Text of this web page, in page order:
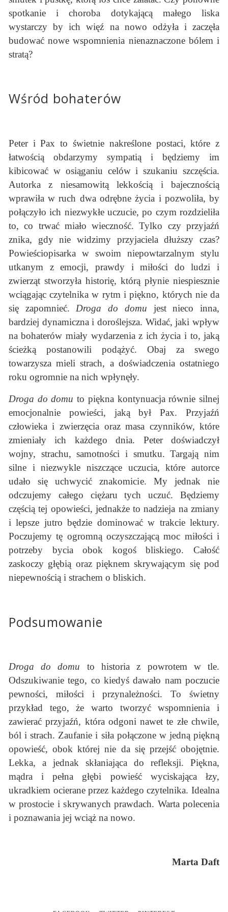
spotkanie i choroba dotykającą małego liska
wystarczy by ich więź na nowo odżyła i zaczęła
budować nowe wspomnienia nienaznaczone bólem i
stratą?
Wśród bohaterów
Peter i Pax to świetnie nakreślone postaci, które z
łatwością obdarzymy sympatią i będziemy im
kibicować w osiąganiu celów i szukaniu szczęścia.
Autorka z niesamowitą lekkością i bajecznością
wprawiła w ruch dwa odrębne życia i pozwoliła, by
połączyło ich niezwykłe uczucie, po czym rozdzieliła
to, co trwać miało wieczność. Tylko czy przyjaźń
znika, gdy nie widzimy przyjaciela dłuższy czas?
Powieściopisarka w swoim niepowtarzalnym stylu
utkanym z emocji, prawdy i miłości do ludzi i
zwierząt stworzyła historię, którą płynie niespiesznie
wciągając czytelnika w rytm i piękno, których nie da
się zapomnieć. Droga do domu jest nieco inna,
bardziej dynamiczna i doroślejsza. Widać, jaki wpływ
na bohaterów miały wydarzenia z ich życia i to, jaką
ścieżką postanowili podążyć. Obaj za swego
towarzysza mieli strach, a doświadczenia ostatniego
roku ogromnie na nich wpłynęły.
Droga do domu to piękna kontynuacja równie silnej
emocjonalnie powieści, jaką był Pax. Przyjaźń
człowieka i zwierzęcia oraz masa czynników, które
zmieniały ich każdego dnia. Peter doświadczył
wojny, strachu, samotności i smutku. Targają nim
silne i niezwykle niszczące uczucia, które autorce
udało się uchwycić znakomicie. My jednak nie
odczujemy całego ciężaru tych uczuć. Będziemy
częścią tej opowieści, jednakże to nadzieja na zmiany
i lepsze jutro będzie dominować w trakcie lektury.
Poczujemy tę ogromną oczyszczającą moc miłości i
potrzeby bycia obok kogoś bliskiego. Całość
zaskoczy głębią oraz pięknem skrywającym się pod
niepewnością i strachem o bliskich.
Podsumowanie
Droga do domu to historia z powrotem w tle.
Odszukiwanie tego, co kiedyś dawało nam poczucie
pewności, miłości i przynależności. To świetny
przykład tego, że warto tworzyć wspomnienia i
zawierać przyjaźń, która odgoni nawet te złe chwile,
ból i strach. Zaufanie i siła połączone w jedną piękną
opowieść, obok której nie da się przejść obojętnie.
Lekka, a jednak skłaniająca do refleksji. Piękna,
mądra i pełna głębi powieść wyciskająca łzy,
ukradkiem ocierane przez każdego czytelnika. Idealna
w prostocie i skrywanych prawdach. Warta polecenia
i poznawania jej wciąż na nowo.
Marta Daft